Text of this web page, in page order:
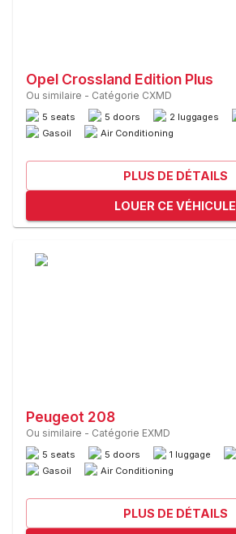
Opel Crossland Edition Plus
Ou similaire - Catégorie CXMD
5 seats 5 doors 2 luggages
Gasoil
Air Conditioning
PLUS DE DÉTAILS
LOUER CE VÉHICULE
Peugeot 208
Ou similaire - Catégorie EXMD
5 seats 5 doors 1 luggage
Gasoil
Air Conditioning
PLUS DE DÉTAILS